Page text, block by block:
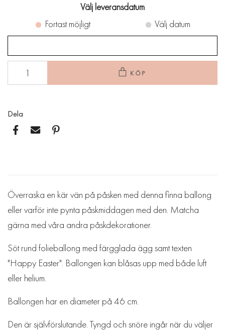
Välj leveransdatum
Fortast möjligt
Välj datum
KÖP
Dela
Överraska en kär vän på påsken med denna finna ballong
eller varför inte pynta påskmiddagen med den. Matcha
gärna med våra andra påskdekorationer.
Söt rund folieballong med färgglada ägg samt texten
"Happy Easter". Ballongen kan blåsas upp med både luft
eller helium.
Ballongen har en diameter på 46 cm.
Den är självförslutande. Tyngd och snöre ingår när du väljer